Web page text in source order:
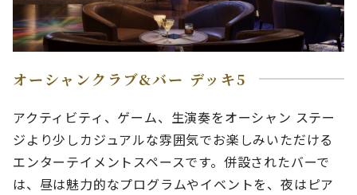
オーシャンクラブ&バー デッキ5
アクティビティ、ゲーム、生演奏をオーシャン ステー
ジより少しカジュアルな雰囲気でお楽しみいただける
エンターテイメントスペースです。併設されたバーで
は、昼は魅力的なプログラムやイベントを、夜はピア